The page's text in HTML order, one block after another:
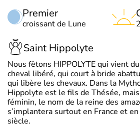
Premier
croissant de Lune
Saint Hippolyte
Nous fêtons HIPPOLYTE qui vient
cheval libéré, qui court à bride
qui libère les chevaux. Dans la
Hippolyte est le fils de Thésée, mais
féminin, le nom de la reine des
s’implantera surtout en France et
siècle.